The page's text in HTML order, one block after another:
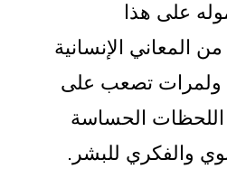
على هذا
المعاني الإنسانية
ولمرات تصعب على
الحساسة
والفكري للبشر.